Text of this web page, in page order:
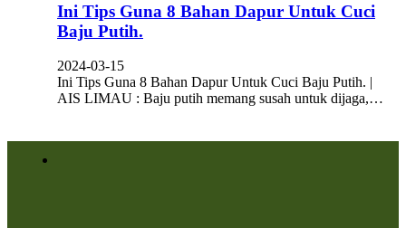
Ini Tips Guna 8 Bahan Dapur Untuk Cuci
Baju Putih.
2024-03-15
Ini Tips Guna 8 Bahan Dapur Untuk Cuci Baju Putih. |
AIS LIMAU : Baju putih memang susah untuk dijaga,…